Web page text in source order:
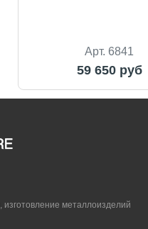
Арт. 6841
59 650 руб
металлоизделий